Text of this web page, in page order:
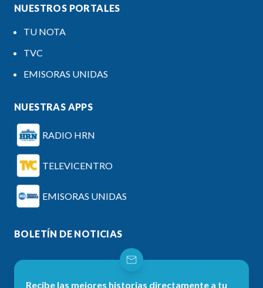
NUESTROS PORTALES
TU NOTA
TVC
EMISORAS UNIDAS
NUESTRAS APPS
RADIO HRN
TELEVICENTRO
EMISORAS UNIDAS
BOLETÍN DE NOTICIAS
Recibe las mejores historias directamente a tu